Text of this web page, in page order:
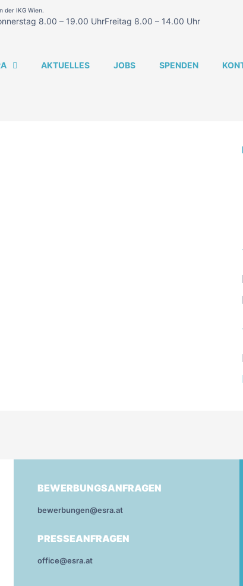
der IKG Wien.
8.00 – 19.00 UhrFreitag 8.00 – 14.00 Uhr
AKTUELLES JOBS SPENDEN
BEWERBUNGSANFRAGEN
bewerbungen@esra.at
PRESSEANFRAGEN
office@esra.at